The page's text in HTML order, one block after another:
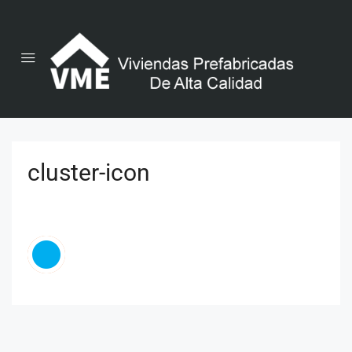
cluster-icon